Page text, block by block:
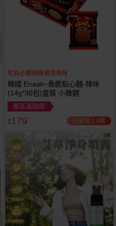
吃貨必備微辣更添風味
韓國 Enaak~香脆點心麵-辣味
(14g*30包)盒裝 小雞麵
專區滿額贈
$179 已銷售1.9萬